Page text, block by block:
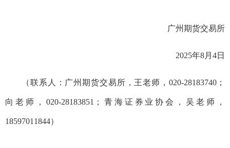
广州期货交易所
2025年8月4日
（联系人：广州期货交易所，王老师，020-28183740；
向老师，020-28183851；青海证券业协会，吴老师，
18597011844）